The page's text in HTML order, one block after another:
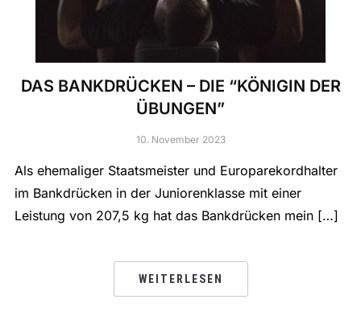
DAS BANKDRÜCKEN – DIE “KÖNIGIN DER
ÜBUNGEN”
10. November 2023
Als ehemaliger Staatsmeister und Europarekordhalter
im Bankdrücken in der Juniorenklasse mit einer
Leistung von 207,5 kg hat das Bankdrücken mein […]
WEITERLESEN